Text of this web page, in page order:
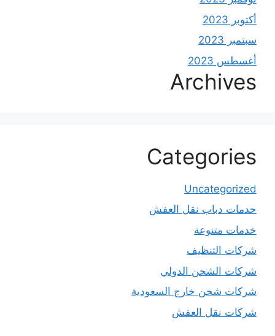
أكتوبر 2023
سبتمبر 2023
أغسطس 2023
Archives
Categories
Uncategorized
حدمات دباب نقل العفش
خدمات متنوعة
شركات التنظيف
شركات الشحن الدولي
شركات شحن خارج السعودية
شركات نقل العفش